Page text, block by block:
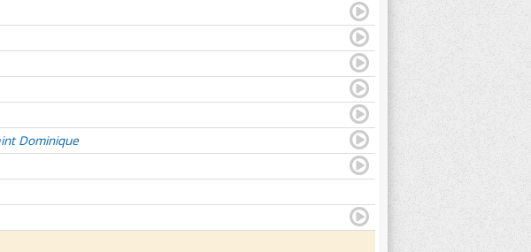
Dominique